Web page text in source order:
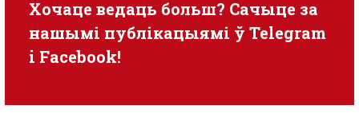
Хочаце ведаць больш? Сачыце за
нашымі публікацыямі ў Telegram
i Facebook!